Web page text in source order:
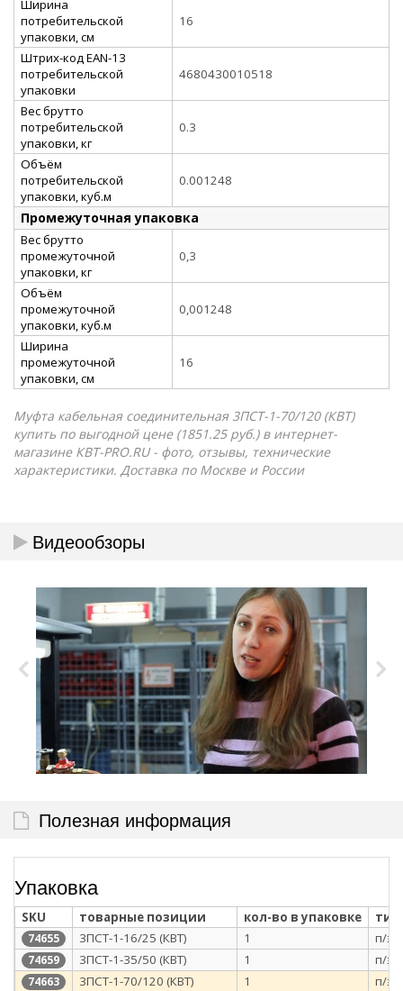
Ширина
потребительской
упаковки, см
16
Штрих-код EAN-13
потребительской
упаковки
4680430010518
Вес брутто
потребительской
упаковки, кг
0.3
Объём
потребительской
упаковки, куб.м
0.001248
Промежуточная упаковка
Вес брутто
промежуточной
упаковки, кг
0,3
Объём
промежуточной
упаковки, куб.м
0,001248
Ширина
промежуточной
упаковки, см
16
Муфта кабельная соединительная 3ПСТ-1-70/120 (КВТ)
купить по выгодной цене (1851.25 руб.) в интернет-
магазине КВТ-PRO.RU - фото, отзывы, технические
характеристики. Доставка по Москве и России
Видеообзоры
Полезная информация
Упаковка
SKU товарные позиции кол-во в упаковке тип
74655 3ПСТ-1-16/25 (КВТ) 1 п/э
74659 3ПСТ-1-35/50 (КВТ) 1 п/э
74663 3ПСТ-1-70/120 (КВТ) 1 п/э